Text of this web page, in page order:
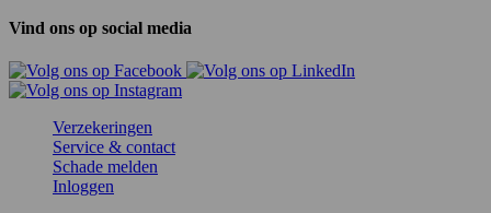
Vind ons op social media
Verzekeringen
Service & contact
Schade melden
Inloggen